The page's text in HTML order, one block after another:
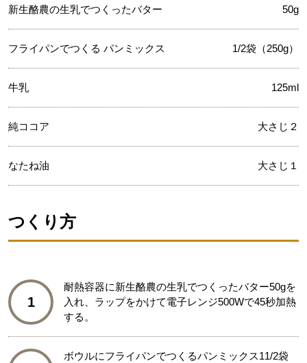
新生酪農の生乳でつくったバター 50g
フライパンでつくる パンミックス 1/2袋（250g）
牛乳 125ml
純ココア 大さじ２
なたね油 大さじ１
つくり方
1
耐熱容器に新生酪農の生乳でつくったバター50gを
入れ、ラップをかけて電子レンジ500Wで45秒加熱
する。
ボウルにフライパンでつくるパンミックス11/2袋